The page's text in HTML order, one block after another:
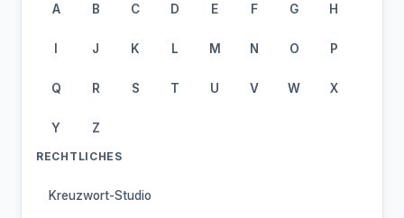
A B C D E F G H
I J K L M N O P
Q R S T U V W X
Y Z
RECHTLICHES
Kreuzwort-Studio